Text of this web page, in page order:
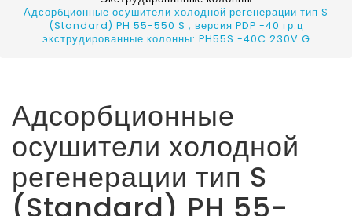
Адсорбционные осушители холодной регенерации тип S
(Standard) PH 55-550 S , версия PDP -40 гр.ц
экструдированные колонны: PH55S -40C 230V G
Адсорбционные
осушители холодной
регенерации тип S
(Standard) PH 55-